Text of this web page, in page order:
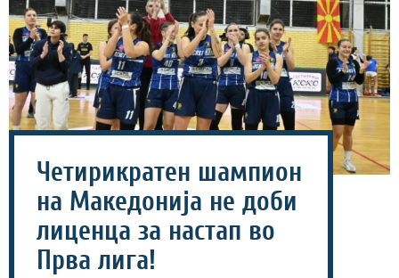
Четирикратен шампион
на Македонија не доби
лиценца за настап во
Прва лига!